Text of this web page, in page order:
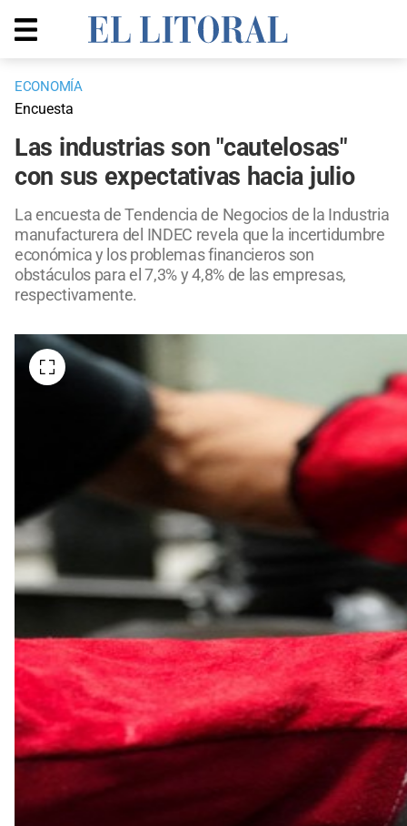
ECONOMÍA
Encuesta
Las industrias son "cautelosas"
con sus expectativas hacia julio
La encuesta de Tendencia de Negocios de la Industria
manufacturera del INDEC revela que la incertidumbre
económica y los problemas financieros son
obstáculos para el 7,3% y 4,8% de las empresas,
respectivamente.